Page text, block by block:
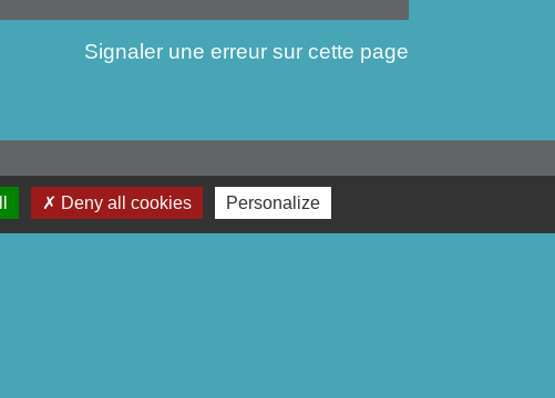
Signaler une erreur sur cette page
Deny all cookies Personalize